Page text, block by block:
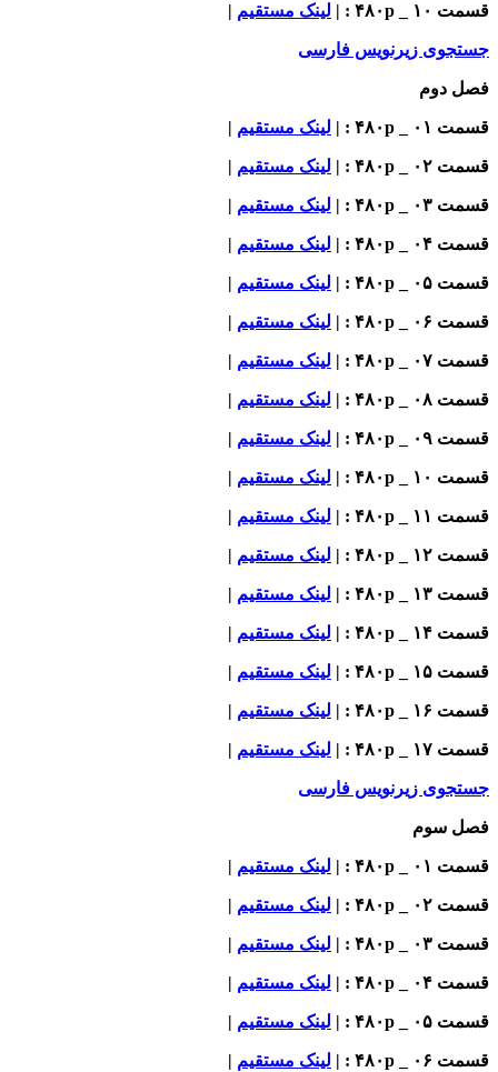
قسمت ۱۰ _ ۴۸۰p : | لینک مستقیم |
جستجوی زیرنویس فارسی
فصل دوم
قسمت ۰۱ _ ۴۸۰p : | لینک مستقیم |
قسمت ۰۲ _ ۴۸۰p : | لینک مستقیم |
قسمت ۰۳ _ ۴۸۰p : | لینک مستقیم |
قسمت ۰۴ _ ۴۸۰p : | لینک مستقیم |
قسمت ۰۵ _ ۴۸۰p : | لینک مستقیم |
قسمت ۰۶ _ ۴۸۰p : | لینک مستقیم |
قسمت ۰۷ _ ۴۸۰p : | لینک مستقیم |
قسمت ۰۸ _ ۴۸۰p : | لینک مستقیم |
قسمت ۰۹ _ ۴۸۰p : | لینک مستقیم |
قسمت ۱۰ _ ۴۸۰p : | لینک مستقیم |
قسمت ۱۱ _ ۴۸۰p : | لینک مستقیم |
قسمت ۱۲ _ ۴۸۰p : | لینک مستقیم |
قسمت ۱۳ _ ۴۸۰p : | لینک مستقیم |
قسمت ۱۴ _ ۴۸۰p : | لینک مستقیم |
قسمت ۱۵ _ ۴۸۰p : | لینک مستقیم |
قسمت ۱۶ _ ۴۸۰p : | لینک مستقیم |
قسمت ۱۷ _ ۴۸۰p : | لینک مستقیم |
جستجوی زیرنویس فارسی
فصل سوم
قسمت ۰۱ _ ۴۸۰p : | لینک مستقیم |
قسمت ۰۲ _ ۴۸۰p : | لینک مستقیم |
قسمت ۰۳ _ ۴۸۰p : | لینک مستقیم |
قسمت ۰۴ _ ۴۸۰p : | لینک مستقیم |
قسمت ۰۵ _ ۴۸۰p : | لینک مستقیم |
قسمت ۰۶ _ ۴۸۰p : | لینک مستقیم |